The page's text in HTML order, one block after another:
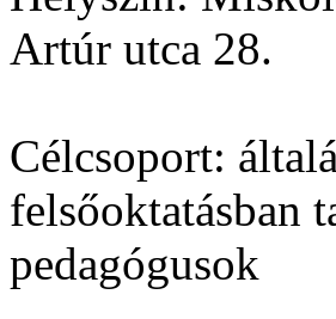
Artúr utca 28.
Célcsoport:
felsőoktatásban
pedagógusok